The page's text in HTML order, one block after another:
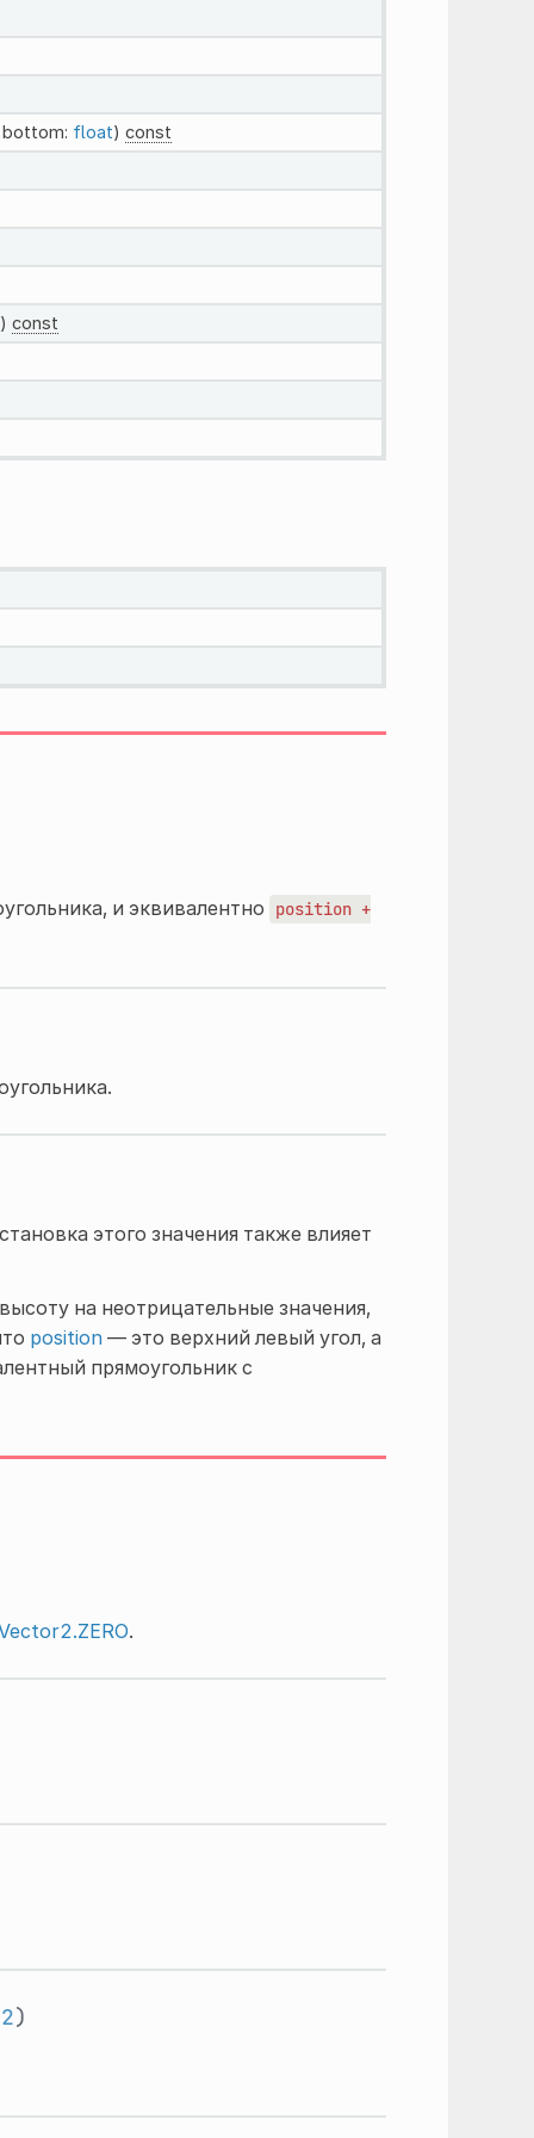
bottom: float) const
const
и эквивалентно position +
этого значения также влияет
на неотрицательные значения,
position— это верхний левый угол, а
прямоугольник с
.
)